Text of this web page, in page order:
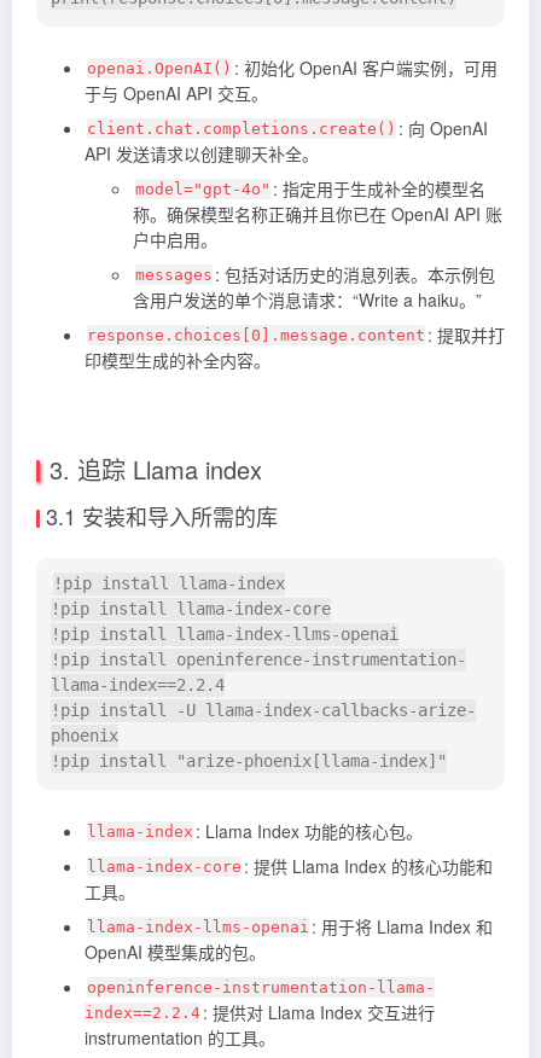
openai.OpenAI() : 初始化 OpenAI 客户端实例，可用
于与 OpenAI API 交互。
client.chat.completions.create() : 向 OpenAI
API 发送请求以创建聊天补全。
model="gpt-4o" : 指定用于生成补全的模型名
称。确保模型名称正确并且你已在 OpenAI API 账
户中启用。
messages : 包括对话历史的消息列表。本示例包
含用户发送的单个消息请求：“Write a haiku。”
response.choices[0].message.content : 提取并打
印模型生成的补全内容。
3. 追踪 Llama index
3.1 安装和导入所需的库
!pip install llama-index
!pip install llama-index-core
!pip install llama-index-llms-openai
!pip install openinference-instrumentation-
llama-index==2.2.4
!pip install -U llama-index-callbacks-arize-
phoenix
llama-index : Llama Index 功能的核心包。
llama-index-core : 提供 Llama Index 的核心功能和
工具。
llama-index-llms-openai : 用于将 Llama Index 和
OpenAI 模型集成的包。
openinference-instrumentation-llama-
index==2.2.4 : 提供对 Llama Index 交互进行
instrumentation 的工具。